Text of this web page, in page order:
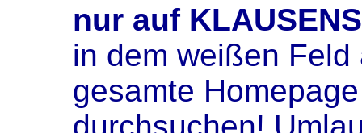
nur auf
in dem weißen
gesamte